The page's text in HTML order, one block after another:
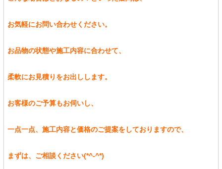
お気軽にお問い合わせください。
お品物の状態や施工内容に合わせて、
柔軟にお見積りをお出しします。
お客様のご予算もお伺いし、
一点一点、施工内容と価格のご提案をしておりますので、
まずは、ご相談ください(*^-^*)